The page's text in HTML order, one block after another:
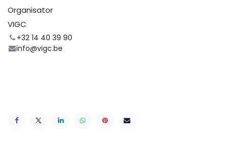
Organisator
VIGC
+32 14 40 39 90
info@vigc.be